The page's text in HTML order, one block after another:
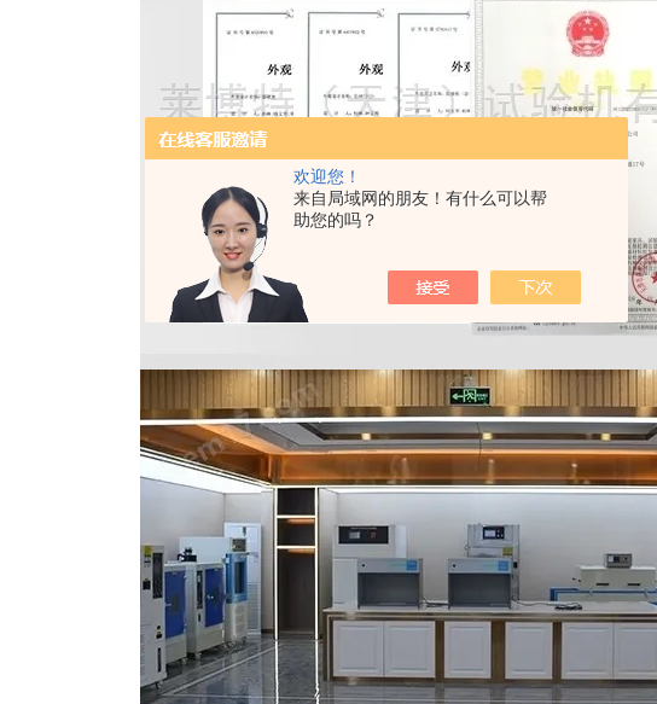
欢迎您！
来自局域网的朋友！有什么可以帮
助您的吗？